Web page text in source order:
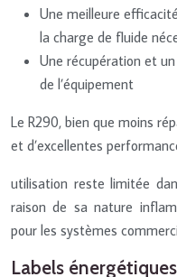
Une meilleure
la charge de fluide
Une récupération et
de l’équipement
Le R290, bien que moins
et d’excellentes
utilisation reste limitée
raison de sa nature
pour les systèmes
Labels